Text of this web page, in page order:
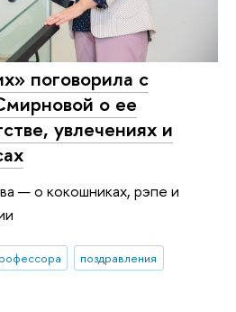
поговорила с
о ее
увлечениях и
— о кокошниках, рэпе и
поздравления